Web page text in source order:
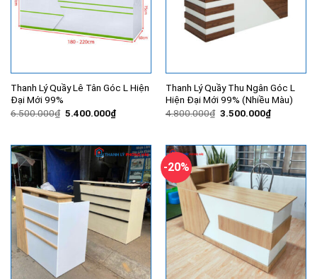
Thanh Lý Quầy Lê Tân Góc L Hiện
Đại Mới 99%
6.500.000₫ Giá
5.400.000₫Giá
hiện
5.400.000₫.
Thanh Lý Quầy Thu Ngân Góc L
Hiện Đại Mới 99% (Nhiều Màu)
4.800.000₫ Giá
3.500.000₫Giá
hiện
-20%